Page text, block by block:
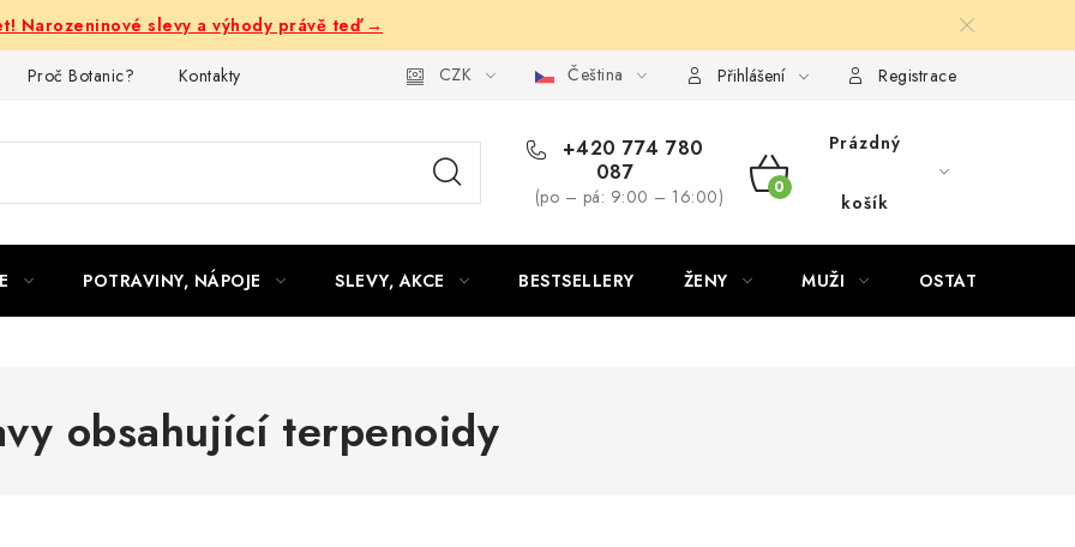
Narozeninové slevy a výhody právě teď →
Proč Botanic? Kontakty CZK Čeština Přihlášení Registrace
+420 774 780
087
(po – pá: 9:00 – 16:00)
NÁKUPNÍ
Prázdný
košík
POTRAVINY, NÁPOJE SLEVY, AKCE BESTSELLERY ŽENY MUŽI OSTATNÍ
obsahující terpenoidy